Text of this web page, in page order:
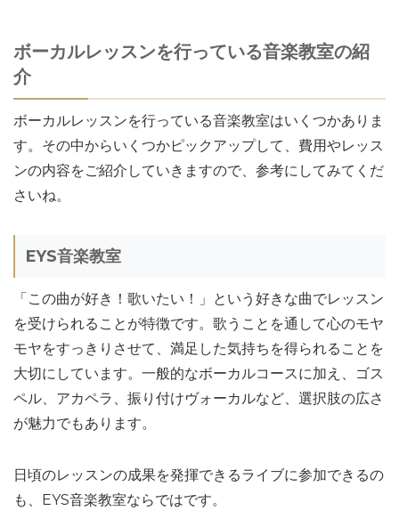
ボーカルレッスンを行っている音楽教室の紹
介
ボーカルレッスンを行っている音楽教室はいくつかありま
す。その中からいくつかピックアップして、費用やレッス
ンの内容をご紹介していきますので、参考にしてみてくだ
さいね。
EYS音楽教室
「この曲が好き！歌いたい！」という好きな曲でレッスン
を受けられることが特徴です。歌うことを通して心のモヤ
モヤをすっきりさせて、満足した気持ちを得られることを
大切にしています。一般的なボーカルコースに加え、ゴス
ペル、アカペラ、振り付けヴォーカルなど、選択肢の広さ
が魅力でもあります。
日頃のレッスンの成果を発揮できるライブに参加できるの
も、EYS音楽教室ならではです。